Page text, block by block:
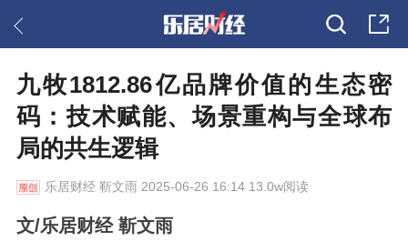
九牧1812.86亿品牌价值的生态密
码：技术赋能、场景重构与全球布
局的共生逻辑
乐居财经靳文雨 2025-06-26 16:14 13.0w阅读
文/乐居财经 靳文雨